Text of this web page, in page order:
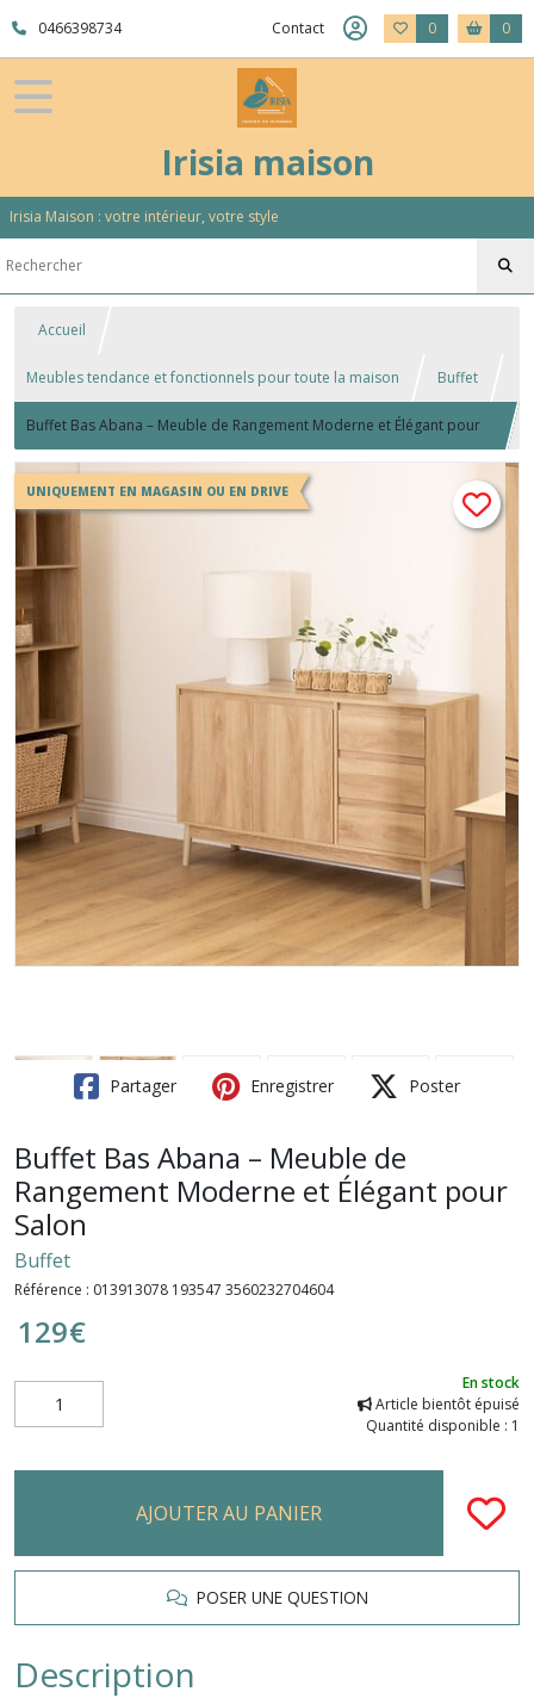
0466398734 Contact 0 0
Irisia maison
Irisia Maison : votre intérieur, votre style
Accueil
Meubles tendance et fonctionnels pour toute la maison Buffet
Buffet Bas Abana – Meuble de Rangement Moderne et Élégant pour
Salon
UNIQUEMENT EN MAGASIN OU EN DRIVE
Partager Enregistrer Poster
Buffet Bas Abana – Meuble de
Rangement Moderne et Élégant pour
Salon
Buffet
Référence : 013913078 193547 3560232704604
129€
En stock
Article bientôt épuisé
Quantité disponible : 1
AJOUTER AU PANIER
POSER UNE QUESTION
Description